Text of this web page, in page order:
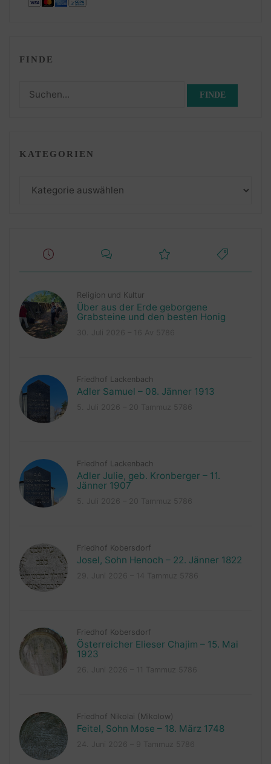
FINDE
Suchen
KATEGORIEN
Religion und Kultur
Über aus der Erde geborgene
Grabsteine und den besten Honig
Friedhof Lackenbach
Adler Samuel – 08. Jänner 1913
Friedhof Lackenbach
Adler Julie, geb. Kronberger – 11.
Jänner 1907
Friedhof Kobersdorf
Josel, Sohn Henoch – 22. Jänner 1822
Friedhof Kobersdorf
Österreicher Elieser Chajim – 15. Mai
1923
Friedhof Nikolai (Mikolow)
Feitel, Sohn Mose – 18. März 1748